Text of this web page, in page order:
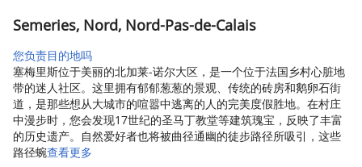
Semeries, Nord, Nord-Pas-de-Calais
您负责目的地吗
塞梅里斯位于美丽的北加莱-诺尔大区，是一个位于法国乡村心脏地
带的迷人社区。这里拥有郁郁葱葱的景观、传统的砖房和鹅卵石街
道，是那些想从大城市的喧嚣中逃离的人的完美度假胜地。在村庄
中漫步时，您会发现17世纪的圣马丁教堂等建筑瑰宝，反映了丰富
的历史遗产。自然爱好者也将被曲径通幽的徒步路径所吸引，这些
路径蜿查看更多